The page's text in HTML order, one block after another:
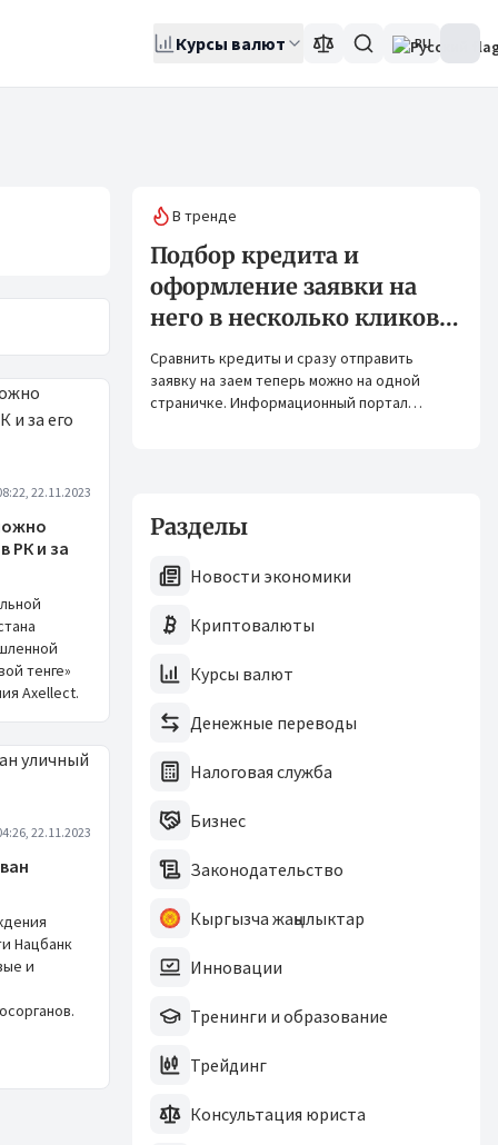
Курсы валют RU
22.11.2023
РК и за
тенге»
Axellect.
22.11.2023
Нацбанк
и
В тренде
Подбор кредита и
оформление заявки на
него в несколько кликов:
Banks.kg и Bank.kg стали
партнерами
Сравнить кредиты и сразу отправить
заявку на заем теперь можно на одной
страничке. Информационный портал
Разделы
Новости экономики
Криптовалюты
Курсы валют
Денежные переводы
Налоговая служба
Бизнес
Законодательство
Кыргызча жаңылыктар
Инновации
Тренинги и образование
Трейдинг
Консультация юриста